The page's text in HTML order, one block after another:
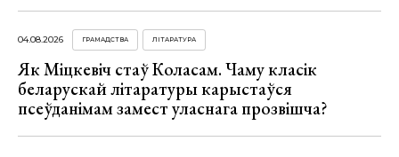
04.08.2026 ГРАМАДСТВА ЛІТАРАТУРА
Як Міцкевіч стаў Коласам. Чаму класік
беларускай літаратуры карыстаўся
псеўданімам замест уласнага прозвішча?